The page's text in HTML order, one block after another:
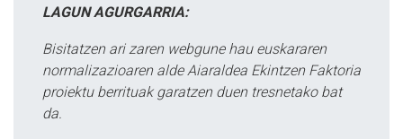
LAGUN AGURGARRIA:
Bisitatzen ari zaren webgune hau euskararen
normalizazioaren alde Aiaraldea Ekintzen Faktoria
proiektu berrituak garatzen duen tresnetako bat
da.